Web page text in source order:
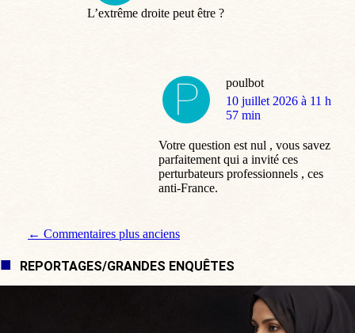
L’extrême droite peut être ?
poulbot
dit
:
10 juillet 2026 à 11 h
57 min
Votre question est nul , vous savez
parfaitement qui a invité ces
perturbateurs professionnels , ces
anti-France.
Navigation de commentaire
← Commentaires plus anciens
REPORTAGES/GRANDES ENQUÊTES